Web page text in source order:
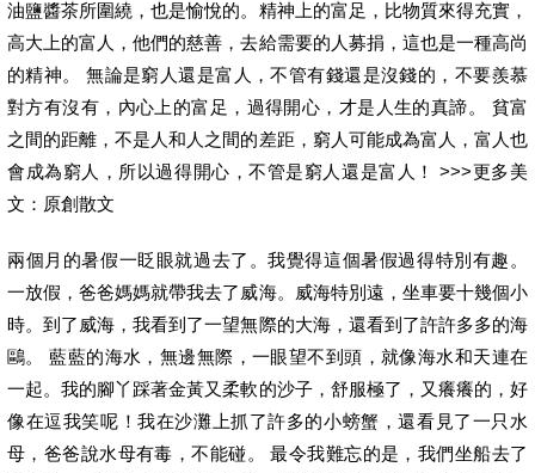
油鹽醬茶所圍繞，也是愉悅的。精神上的富足，比物質來得充實，
高大上的富人，他們的慈善，去給需要的人募捐，這也是一種高尚
的精神。 無論是窮人還是富人，不管有錢還是沒錢的，不要羨慕
對方有沒有，內心上的富足，過得開心，才是人生的真諦。 貧富
之間的距離，不是人和人之間的差距，窮人可能成為富人，富人也
會成為窮人，所以過得開心，不管是窮人還是富人！ >>>更多美
文：原創散文
兩個月的暑假一眨眼就過去了。我覺得這個暑假過得特別有趣。
一放假，爸爸媽媽就帶我去了威海。威海特別遠，坐車要十幾個小
時。到了威海，我看到了一望無際的大海，還看到了許許多多的海
鷗。 藍藍的海水，無邊無際，一眼望不到頭，就像海水和天連在
一起。我的腳丫踩著金黃又柔軟的沙子，舒服極了，又癢癢的，好
像在逗我笑呢！我在沙灘上抓了許多的小螃蟹，還看見了一只水
母，爸爸說水母有毒，不能碰。 最令我難忘的是，我們坐船去了